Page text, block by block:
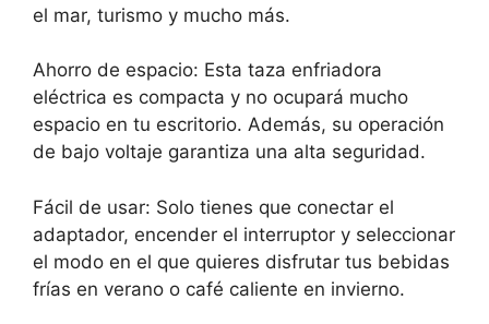
el mar, turismo y mucho más.
Ahorro de espacio: Esta taza enfriadora
eléctrica es compacta y no ocupará mucho
espacio en tu escritorio. Además, su operación
de bajo voltaje garantiza una alta seguridad.
Fácil de usar: Solo tienes que conectar el
adaptador, encender el interruptor y seleccionar
el modo en el que quieres disfrutar tus bebidas
frías en verano o café caliente en invierno.